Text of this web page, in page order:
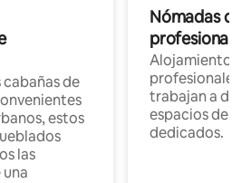
de
estos
las
Nómadas
Alojamientos
profesionales
trabajan a
espacios de
dedicados.